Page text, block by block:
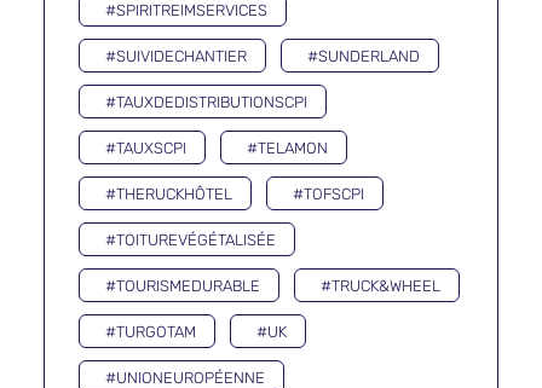
#SPIRITREIMSERVICES
#SUIVIDECHANTIER #SUNDERLAND
#TAUXDEDISTRIBUTIONSCPI
#TAUXSCPI #TELAMON
#THERUCKHÔTEL #TOFSCPI
#TOITUREVÉGÉTALISÉE
#TOURISMEDURABLE #TRUCK&WHEEL
#TURGOTAM #UK
#UNIONEUROPÉENNE